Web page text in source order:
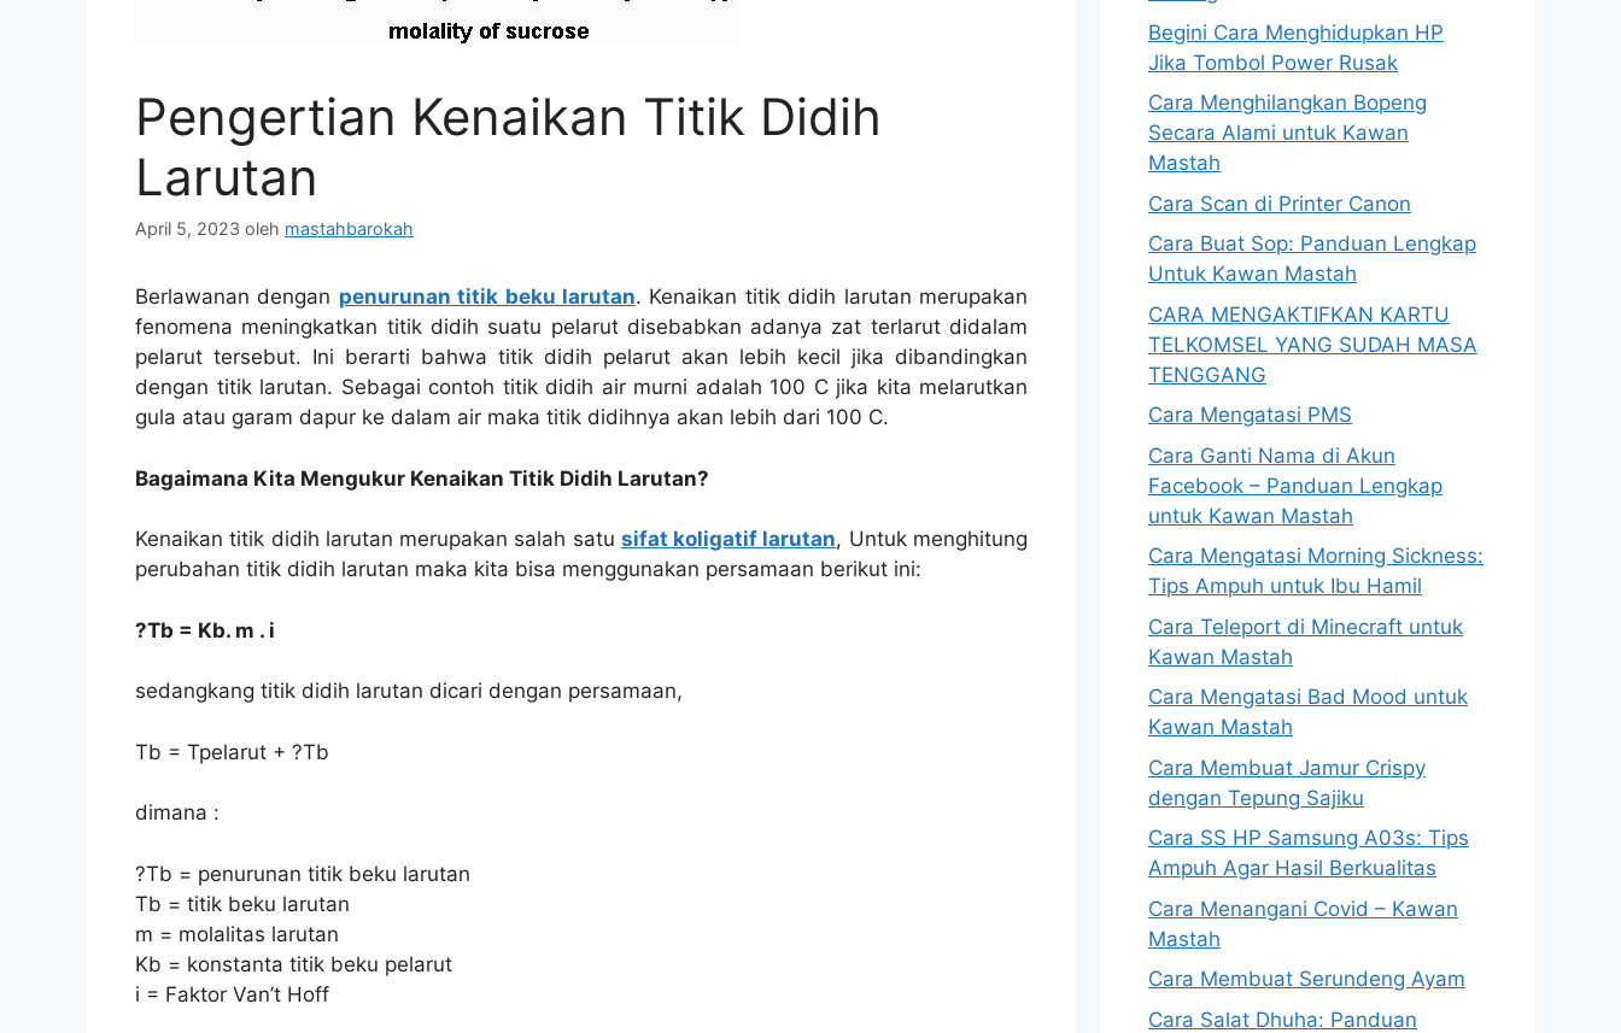
Pengertian Kenaikan Titik Didih
Larutan
April 5, 2023 oleh mastahbarokah
Berlawanan dengan penurunan titik beku larutan. Kenaikan titik didih larutan merupakan
fenomena meningkatkan titik didih suatu pelarut disebabkan adanya zat terlarut didalam
pelarut tersebut. Ini berarti bahwa titik didih pelarut akan lebih kecil jika dibandingkan
dengan titik larutan. Sebagai contoh titik didih air murni adalah 100 C jika kita melarutkan
gula atau garam dapur ke dalam air maka titik didihnya akan lebih dari 100 C.
Bagaimana Kita Mengukur Kenaikan Titik Didih Larutan?
Kenaikan titik didih larutan merupakan salah satu sifat koligatif larutan, Untuk menghitung
perubahan titik didih larutan maka kita bisa menggunakan persamaan berikut ini:
?Tb = Kb. m . i
sedangkang titik didih larutan dicari dengan persamaan,
Tb = Tpelarut + ?Tb
dimana :
?Tb = penurunan titik beku larutan
Tb = titik beku larutan
m = molalitas larutan
Kb = konstanta titik beku pelarut
i = Faktor Van’t Hoff
Begini Cara Menghidupkan HP
Jika Tombol Power Rusak
Cara Menghilangkan Bopeng
Secara Alami untuk Kawan
Mastah
Cara Scan di Printer Canon
Cara Buat Sop: Panduan Lengkap
Untuk Kawan Mastah
CARA MENGAKTIFKAN KARTU
TELKOMSEL YANG SUDAH MASA
TENGGANG
Cara Mengatasi PMS
Cara Ganti Nama di Akun
Facebook – Panduan Lengkap
untuk Kawan Mastah
Cara Mengatasi Morning Sickness:
Tips Ampuh untuk Ibu Hamil
Cara Teleport di Minecraft untuk
Kawan Mastah
Cara Mengatasi Bad Mood untuk
Kawan Mastah
Cara Membuat Jamur Crispy
dengan Tepung Sajiku
Cara SS HP Samsung A03s: Tips
Ampuh Agar Hasil Berkualitas
Cara Menangani Covid – Kawan
Mastah
Cara Membuat Serundeng Ayam
Cara Salat Dhuha: Panduan